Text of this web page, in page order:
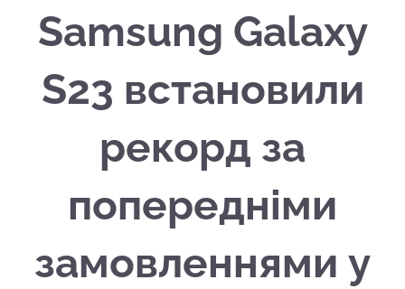
Samsung Galaxy
S23 встановили
рекорд за
попередніми
замовленнями у